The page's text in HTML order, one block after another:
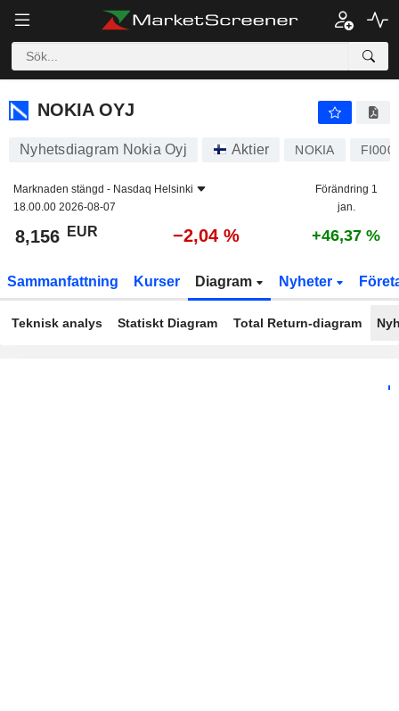
NOKIA OYJ
NOKIA OYJ
Nyhetsdiagram Nokia Oyj Aktier NOKIA
Marknaden stängd - Nasdaq Helsinki
18.00.00 2026-08-07
Förändring 1
jan.
8,156 EUR −2,04 % +46,37 %
Sammanfattning Kurser Diagram Nyheter
Teknisk analys Statiskt Diagram Total Return-diagram